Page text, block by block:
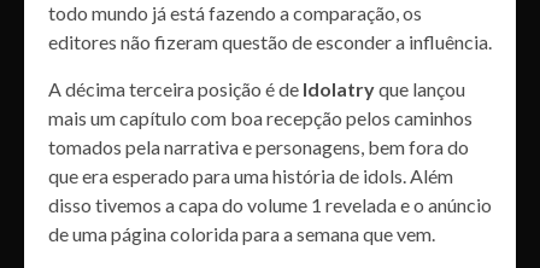
todo mundo já está fazendo a comparação, os
editores não fizeram questão de esconder a influência.
A décima terceira posição é de Idolatryque lançou
mais um capítulo com boa recepção pelos caminhos
tomados pela narrativa e personagens, bem fora do
que era esperado para uma história de idols. Além
disso tivemos a capa do volume 1 revelada e o anúncio
de uma página colorida para a semana que vem.